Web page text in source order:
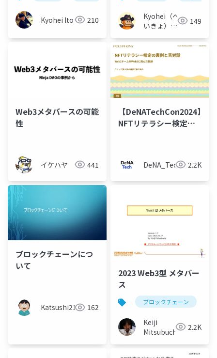
Kyohei Ito 210
Kyohei（へ
いきょ） /
149
Web3メタバースの可能
性
イケハヤ 441
【DeNATechCon2024】
NFTリテラシー検定の
DeNA_Tech 2.2K
ブロックチェーンにつ
いて
Katsushi21 162
2023 Web3型 メタバー
ス
ブロックチェーン
Keiji
Mitsubuchi
2.2K